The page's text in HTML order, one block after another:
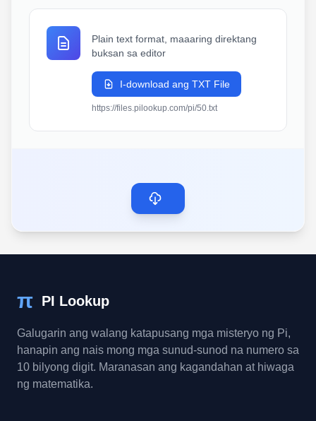
Plain text format, maaaring direktang
buksan sa editor
I-download ang TXT File
https://files.pilookup.com/pi/50.txt
π PI Lookup
Galugarin ang walang katapusang mga misteryo ng Pi,
hanapin ang nais mong mga sunud-sunod na numero sa
10 bilyong digit. Maranasan ang kagandahan at hiwaga
ng matematika.